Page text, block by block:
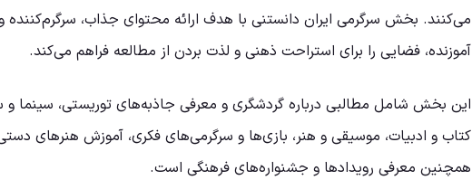
می‌کنند. بخش سرگرمی ایران دانستنی با هدف ارائه محتوای جذاب،
آموزنده، فضایی را برای استراحت ذهنی و لذت بردن از مطالعه فراهم می‌کند.
این بخش شامل مطالبی درباره گردشگری و معرفی جاذبه‌های توریستی، سینما
کتاب و ادبیات، موسیقی و هنر، بازی‌ها و سرگرمی‌های فکری، آموزش هنرهای
همچنین معرفی رویدادها و جشنواره‌های فرهنگی است.